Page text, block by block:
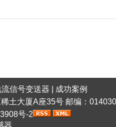
信号变送器
成功案例
土大厦A座35号 邮编：014030
号-2
器